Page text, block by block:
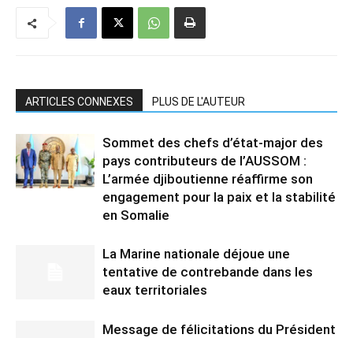
ARTICLES CONNEXES PLUS DE L'AUTEUR
Sommet des chefs d’état-major des
pays contributeurs de l’AUSSOM :
L’armée djiboutienne réaffirme son
engagement pour la paix et la stabilité
en Somalie
La Marine nationale déjoue une
tentative de contrebande dans les
eaux territoriales
Message de félicitations du Président